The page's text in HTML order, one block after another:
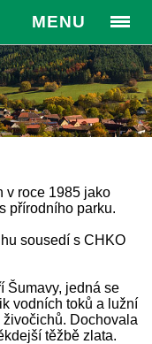
MENU
v roce 1985 jako
přírodního parku.
sousedí s CHKO
Šumavy, jedná se
vodních toků a lužní
Dochovala
těžbě zlata.